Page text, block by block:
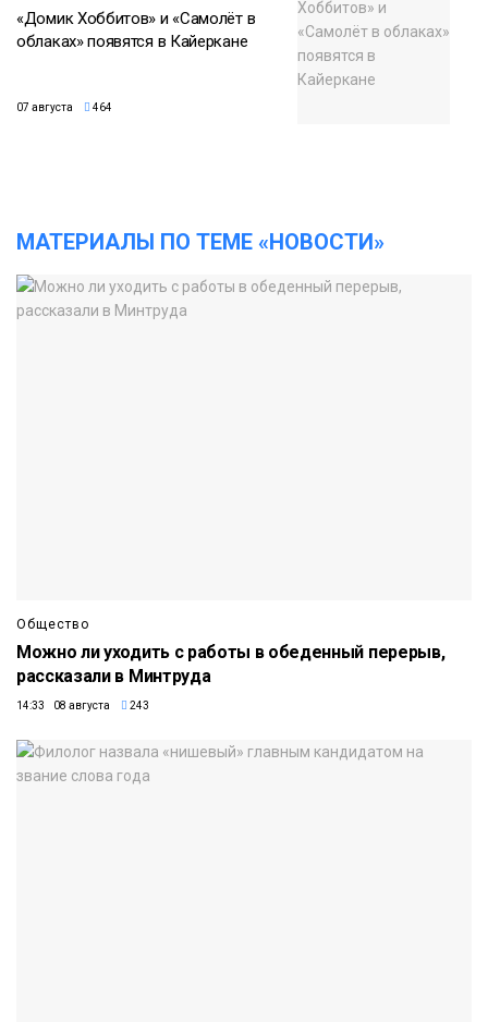
«Домик Хоббитов» и «Самолёт в
облаках» появятся в Кайеркане
07 августа 464
МАТЕРИАЛЫ ПО ТЕМЕ «НОВОСТИ»
Общество
Можно ли уходить с работы в обеденный перерыв,
рассказали в Минтруда
14:33 08 августа 243